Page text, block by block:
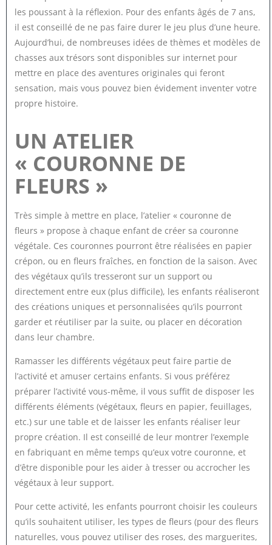
les poussant à la réflexion. Pour des enfants âgés de 7 ans,
il est conseillé de ne pas faire durer le jeu plus d’une heure.
Aujourd’hui, de nombreuses idées de thèmes et modèles de
chasses aux trésors sont disponibles sur internet pour
mettre en place des aventures originales qui feront
sensation, mais vous pouvez bien évidement inventer votre
propre histoire.
UN ATELIER
« COURONNE DE
FLEURS »
Très simple à mettre en place, l’atelier « couronne de
fleurs » propose à chaque enfant de créer sa couronne
végétale. Ces couronnes pourront être réalisées en papier
crépon, ou en fleurs fraîches, en fonction de la saison. Avec
des végétaux qu’ils tresseront sur un support ou
directement entre eux (plus difficile), les enfants réaliseront
des créations uniques et personnalisées qu’ils pourront
garder et réutiliser par la suite, ou placer en décoration
dans leur chambre.
Ramasser les différents végétaux peut faire partie de
l’activité et amuser certains enfants. Si vous préférez
préparer l’activité vous-même, il vous suffit de disposer les
différents éléments (végétaux, fleurs en papier, feuillages,
etc.) sur une table et de laisser les enfants réaliser leur
propre création. Il est conseillé de leur montrer l’exemple
en fabriquant en même temps qu’eux votre couronne, et
d’être disponible pour les aider à tresser ou accrocher les
végétaux à leur support.
Pour cette activité, les enfants pourront choisir les couleurs
qu’ils souhaitent utiliser, les types de fleurs (pour des fleurs
naturelles, vous pouvez utiliser des roses, des marguerites,